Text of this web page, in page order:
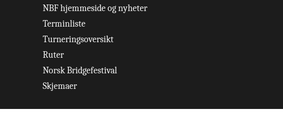
NBF hjemmeside og nyheter
Terminliste
Turneringsoversikt
Ruter
Norsk Bridgefestival
Skjemaer